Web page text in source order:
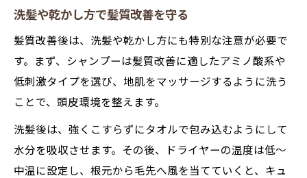
洗髪や乾かし方で髪質改善を守る
髪質改善後は、洗髪や乾かし方にも特別な注意が必要で
す。まず、シャンプーは髪質改善に適したアミノ酸系や
低刺激タイプを選び、地肌をマッサージするように洗う
ことで、頭皮環境を整えます。
洗髪後は、強くこすらずにタオルで包み込むようにして
水分を吸収させます。その後、ドライヤーの温度は低～
中温に設定し、根元から毛先へ風を当てていくと、キュ